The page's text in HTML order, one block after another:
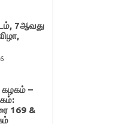
7ஆவது
கழகம் –
169 &